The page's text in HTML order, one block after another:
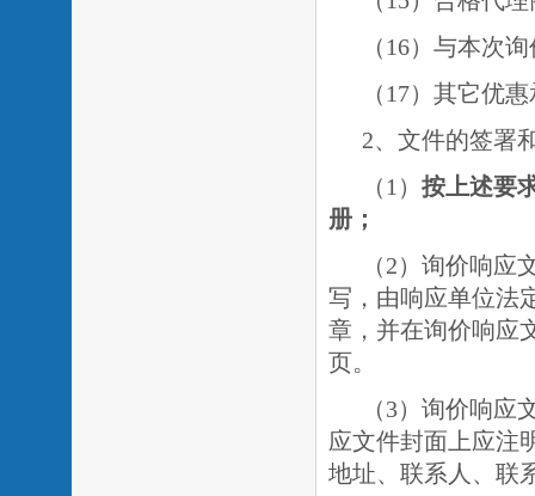
（16）与本次
（ 1 7）其它优
2、文件的签署
（ 1） 按上述要
册；
（2）询价响应
写，由响应单位法
章，并在询价响应
页。
（3）询价响应
应文件封面上应注
地址、联系人、联